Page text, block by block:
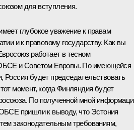
для вступления.
глубокое уважение к правам
и к правовому государству. Как вы
работает в тесном
и Советом Европы. По имеющейся
будет председательствовать
момент, когда Финляндия будет
По полученной мной
пришли к выводу, что Эстония
законодательным требованиям,